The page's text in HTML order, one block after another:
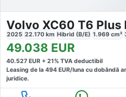
2025 22.170 km Hibrid (B/E) 1.969 cm³
49.038 EUR
40.527 EUR + 21% TVA deductibil
Leasing de la 494 EUR/luna cu dobăndă
juridice.